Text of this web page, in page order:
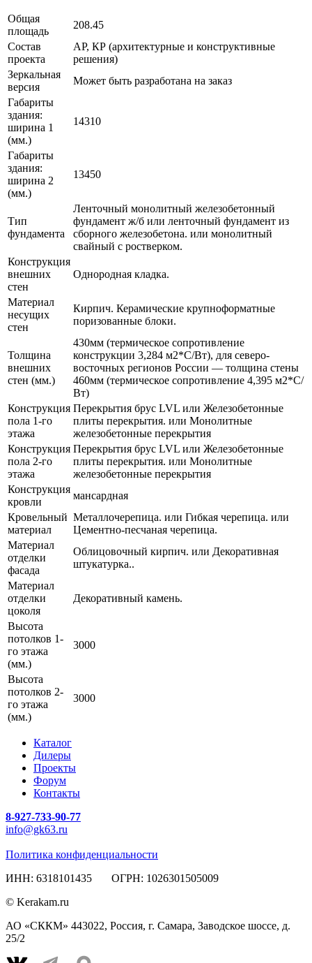
Общая
площадь
208.45
Состав
проекта
АР, КР (архитектурные и конструктивные
решения)
Зеркальная
версия
Может быть разработана на заказ
Габариты
здания:
ширина 1
(мм.)
14310
Габариты
здания:
ширина 2
(мм.)
13450
Тип
фундамента
Ленточный монолитный железобетонный
фундамент ж/б или ленточный фундамент из
сборного железобетона. или монолитный
свайный с ростверком.
Конструкция
внешних
стен
Однородная кладка.
Материал
несущих
стен
Кирпич. Керамические крупноформатные
поризованные блоки.
Толщина
внешних
стен (мм.)
430мм (термическое сопротивление
конструкции 3,284 м2*С/Вт), для северо-
восточных регионов России — толщина стены
460мм (термическое сопротивление 4,395 м2*С/
Вт)
Конструкция
пола 1-го
этажа
Перекрытия брус LVL или Железобетонные
плиты перекрытия. или Монолитные
железобетонные перекрытия
Конструкция
пола 2-го
этажа
Перекрытия брус LVL или Железобетонные
плиты перекрытия. или Монолитные
железобетонные перекрытия
Конструкция
кровли
мансардная
Кровельный
материал
Металлочерепица. или Гибкая черепица. или
Цементно-песчаная черепица.
Материал
отделки
фасада
Облицовочный кирпич. или Декоративная
штукатурка..
Материал
отделки
цоколя
Декоративный камень.
Высота
потолков 1-
го этажа
(мм.)
3000
Высота
потолков 2-
го этажа
(мм.)
3000
Каталог
Дилеры
Проекты
Форум
Контакты
8-927-733-90-77
info@gk63.ru
Политика конфиденциальности
ИНН: 6318101435 ОГРН: 1026301505009
© Kerakam.ru
АО «СККМ» 443022, Россия, г. Самара, Заводское шоссе, д.
25/2